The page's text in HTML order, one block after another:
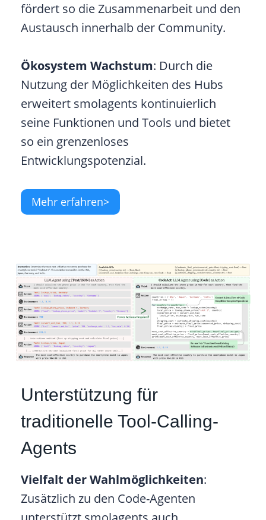
fördert so die Zusammenarbeit und den
Austausch innerhalb der Community.
Ökosystem Wachstum: Durch die
Nutzung der Möglichkeiten des Hubs
erweitert smolagents kontinuierlich
seine Funktionen und Tools und bietet
so ein grenzenloses
Entwicklungspotenzial.
Mehr erfahren>
Unterstützung für
traditionelle Tool-Calling-
Agents
Vielfalt der Wahlmöglichkeiten:
Zusätzlich zu den Code-Agenten